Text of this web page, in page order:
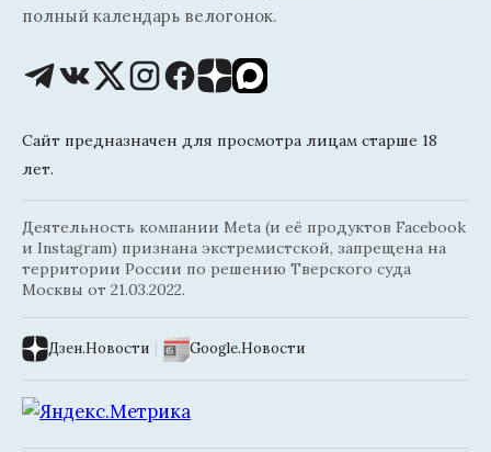
полный календарь велогонок.
Сайт предназначен для просмотра лицам старше 18
лет.
Деятельность компании Meta (и её продуктов Facebook
и Instagram) признана экстремистской, запрещена на
территории России по решению Тверского суда
Москвы от 21.03.2022.
Дзен.Новости | Google.Новости